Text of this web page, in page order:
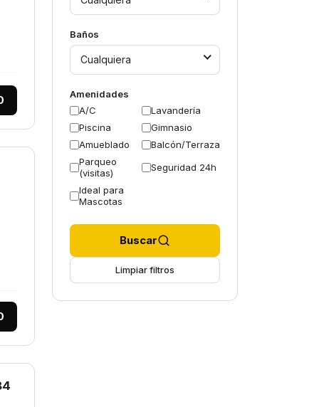
Baños
Cualquiera
Amenidades
A/C
Lavandería
Piscina
Gimnasio
Amueblado
Balcón/Terraza
Parqueo
(visitas)
Seguridad 24h
Ideal para
Mascotas
Buscar
Limpiar filtros